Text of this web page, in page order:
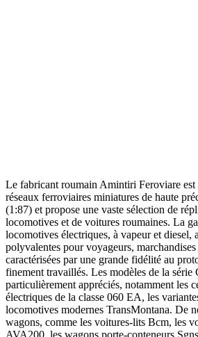
Le fabricant roumain Amintiri Feroviare est
réseaux ferroviaires miniatures de haute
(1:87) et propose une vaste sélection de
locomotives et de voitures roumaines. La
locomotives électriques, à vapeur et diesel,
polyvalentes pour voyageurs, marchandises
caractérisées par une grande fidélité au
finement travaillés. Les modèles de la série
particulièrement appréciés, notamment les
électriques de la classe 060 EA, les
locomotives modernes TransMontana. De
wagons, comme les voitures-lits Bcm, les
AVA200, les wagons porte-conteneurs